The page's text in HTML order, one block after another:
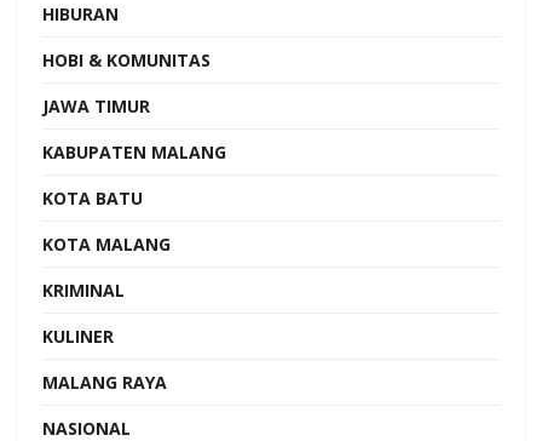
HIBURAN
HOBI & KOMUNITAS
JAWA TIMUR
KABUPATEN MALANG
KOTA BATU
KOTA MALANG
KRIMINAL
KULINER
MALANG RAYA
NASIONAL